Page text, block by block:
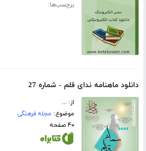
برچسب‌ها:
دانلود ماهنامه ندای قلم - شماره 27
از: ...
موضوع: مجله فرهنگی
۴۰ صفحه